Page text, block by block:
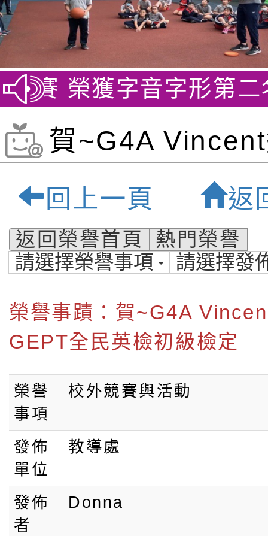
榮獲字音字形第二名
賀~G4A
GEPT全民英檢
定:桃園市私立
雙語小學-桃園
語小學
回上一頁 返
返回榮譽首頁
熱門榮譽
請選擇榮譽事項
請選擇發
榮譽事蹟：賀~G4A
GEPT全民英檢初級檢定
榮譽
事項
校外競賽與活動
發佈
單位
教導處
發佈
者
Donna